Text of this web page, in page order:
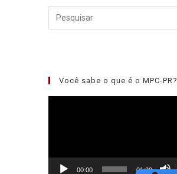
Você sabe o que é o MPC-PR?
00:00 01:30